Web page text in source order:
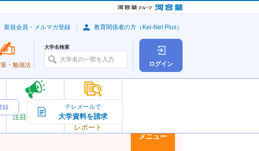
ログイン
注目の大学
大学の今
トピック＆
レポート
・ 勉強法
大学名検索
新規会員・メルマガ登録 教育関係者の方（Kei-Net Plus）
録 テレメールで
大学資料を請求
メニュー